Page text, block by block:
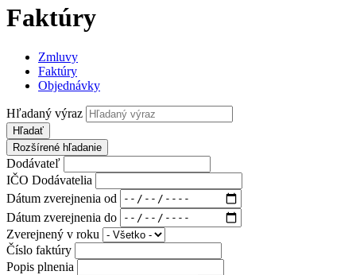
Faktúry
Zmluvy
Faktúry
Objednávky
Hľadaný výraz
Hľadať
Rozšírené hľadanie
Dodávateľ
IČO Dodávatelia
Dátum zverejnenia od
Dátum zverejnenia do
Zverejnený v roku
Číslo faktúry
Popis plnenia